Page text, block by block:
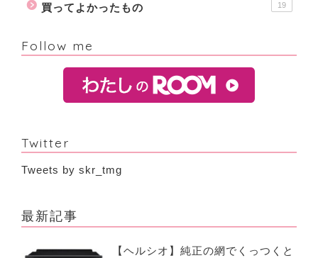
買ってよかったもの 19
Follow me
Twitter
Tweets by skr_tmg
最新記事
【ヘルシオ】純正の網でくっつくと